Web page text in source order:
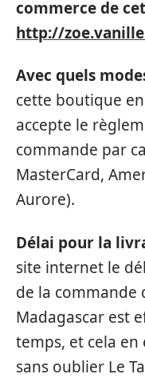
commerce de
http://
Avec quels
cette boutique
accepte le
commande par
MasterCard,
Aurore).
Délai pour la
site internet le
de la commande
Madagascar est
temps, et cela
sans oublier Le